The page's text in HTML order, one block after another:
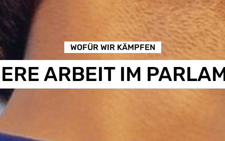
WOFÜR WIR KÄMPFEN
ARBEIT IM